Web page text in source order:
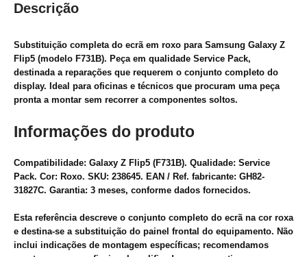
Descrição
Substituição completa do ecrã em roxo para Samsung Galaxy Z
Flip5 (modelo F731B). Peça em qualidade Service Pack,
destinada a reparações que requerem o conjunto completo do
display. Ideal para oficinas e técnicos que procuram uma peça
pronta a montar sem recorrer a componentes soltos.
Informações do produto
Compatibilidade: Galaxy Z Flip5 (F731B). Qualidade: Service
Pack. Cor: Roxo. SKU: 238645. EAN / Ref. fabricante: GH82-
31827C. Garantia: 3 meses, conforme dados fornecidos.
Esta referência descreve o conjunto completo do ecrã na cor roxa
e destina-se a substituição do painel frontal do equipamento. Não
inclui indicações de montagem específicas; recomendamos